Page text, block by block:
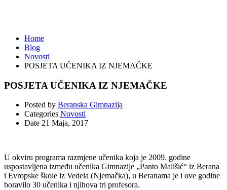
Home
Blog
Novosti
POSJETA UČENIKA IZ NJEMAČKE
POSJETA UČENIKA IZ NJEMAČKE
Posted by Beranska Gimnazija
Categories Novosti
Date 21 Maja, 2017
U okviru programa razmjene učenika koja je 2009. godine
uspostavljena između učenika Gimnazije „Panto Mališić“ iz Berana
i Evropske škole iz Vedela (Njemačka), u Beranama je i ove godine
boravilo 30 učenika i njihova tri profesora.